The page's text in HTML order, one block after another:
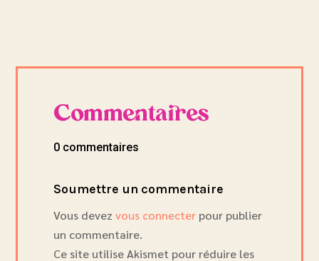
Commentaires
0 commentaires
Soumettre un commentaire
Vous devezvous connecter pour publier
un commentaire.
Ce site utilise Akismet pour réduire les